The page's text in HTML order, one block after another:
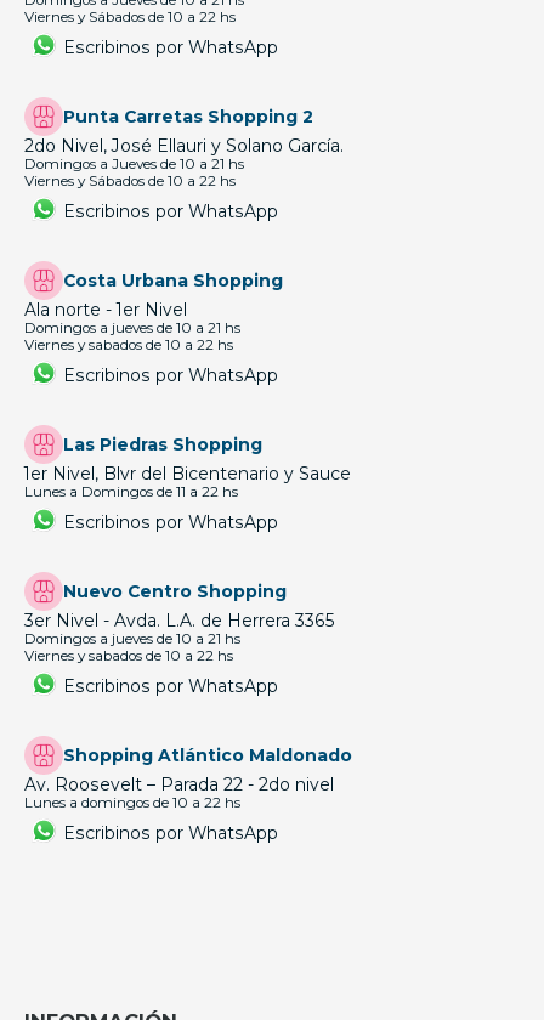
Viernes y Sábados de 10 a 22 hs
Escribinos por WhatsApp
Punta Carretas Shopping 2
2do Nivel, José Ellauri y Solano García.
Domingos a Jueves de 10 a 21 hs
Viernes y Sábados de 10 a 22 hs
Escribinos por WhatsApp
Costa Urbana Shopping
Ala norte - 1er Nivel
Domingos a jueves de 10 a 21 hs
Viernes y sabados de 10 a 22 hs
Escribinos por WhatsApp
Las Piedras Shopping
1er Nivel, Blvr del Bicentenario y Sauce
Lunes a Domingos de 11 a 22 hs
Escribinos por WhatsApp
Nuevo Centro Shopping
3er Nivel - Avda. L.A. de Herrera 3365
Domingos a jueves de 10 a 21 hs
Viernes y sabados de 10 a 22 hs
Escribinos por WhatsApp
Shopping Atlántico Maldonado
Av. Roosevelt – Parada 22 - 2do nivel
Lunes a domingos de 10 a 22 hs
Escribinos por WhatsApp